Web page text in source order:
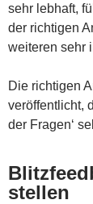
sehr lebhaft,
der richtigen
weiteren sehr
Die richtigen
veröffentlicht,
der Fragen‘
stellen